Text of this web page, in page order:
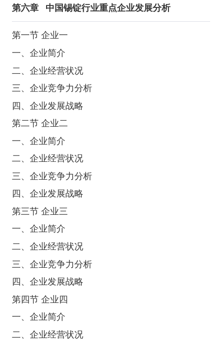
第六章 中国锡锭行业重点企业发展分析
第一节 企业一
一、企业简介
二、企业经营状况
三、企业竞争力分析
四、企业发展战略
第二节 企业二
一、企业简介
二、企业经营状况
三、企业竞争力分析
四、企业发展战略
第三节 企业三
一、企业简介
二、企业经营状况
三、企业竞争力分析
四、企业发展战略
第四节 企业四
一、企业简介
二、企业经营状况